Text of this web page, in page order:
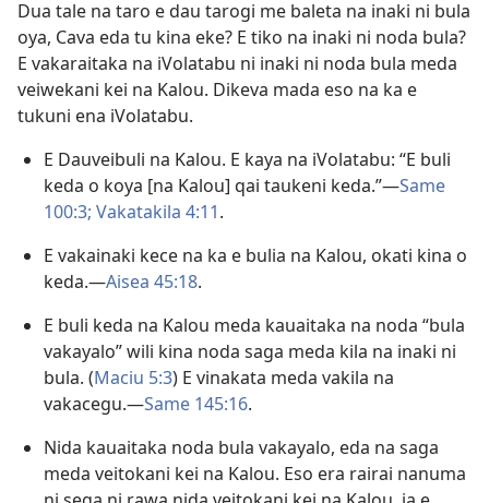
Dua tale na taro e dau tarogi me baleta na inaki ni bula
oya, Cava eda tu kina eke? E tiko na inaki ni noda bula?
E vakaraitaka na iVolatabu ni inaki ni noda bula meda
veiwekani kei na Kalou. Dikeva mada eso na ka e
tukuni ena iVolatabu.
E Dauveibuli na Kalou. E kaya na iVolatabu: “E buli
keda o koya [na Kalou] qai taukeni keda.”​—Same
100:3; Vakatakila 4:11.
E vakainaki kece na ka e bulia na Kalou, okati kina o
keda.​—Aisea 45:18.
E buli keda na Kalou meda kauaitaka na noda “bula
vakayalo” wili kina noda saga meda kila na inaki ni
bula. (Maciu 5:3) E vinakata meda vakila na
vakacegu.​—Same 145:16.
Nida kauaitaka noda bula vakayalo, eda na saga
meda veitokani kei na Kalou. Eso era rairai nanuma